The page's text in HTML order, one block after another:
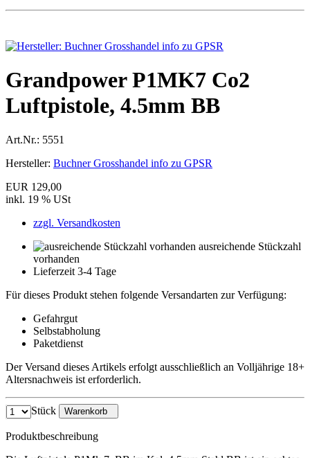
Grandpower P1MK7 Co2
Luftpistole, 4.5mm BB
Art.Nr.: 5551
Hersteller: Buchner Grosshandel info zu GPSR
EUR 129,00
inkl. 19 % USt
zzgl. Versandkosten
ausreichende Stückzahl
vorhanden
Lieferzeit 3-4 Tage
Für dieses Produkt stehen folgende Versandarten zur Verfügung:
Gefahrgut
Selbstabholung
Paketdienst
Der Versand dieses Artikels erfolgt ausschließlich an Volljährige 18+
Altersnachweis ist erforderlich.
Stück Warenkorb
Produktbeschreibung